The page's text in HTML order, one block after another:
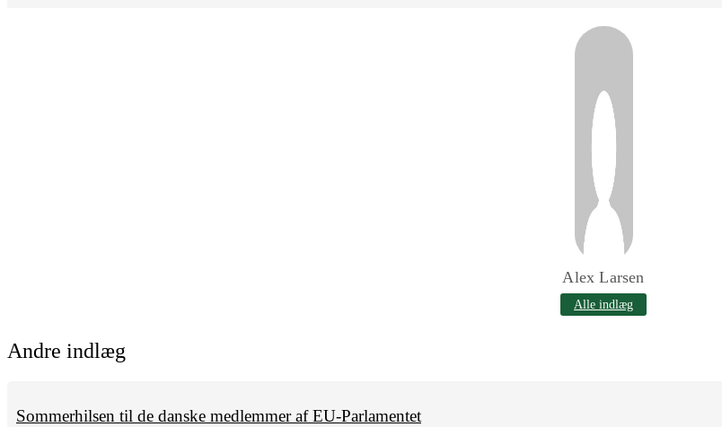
Alex Larsen
Alle indlæg
Andre indlæg
Sommerhilsen til de danske medlemmer af EU-Parlamentet